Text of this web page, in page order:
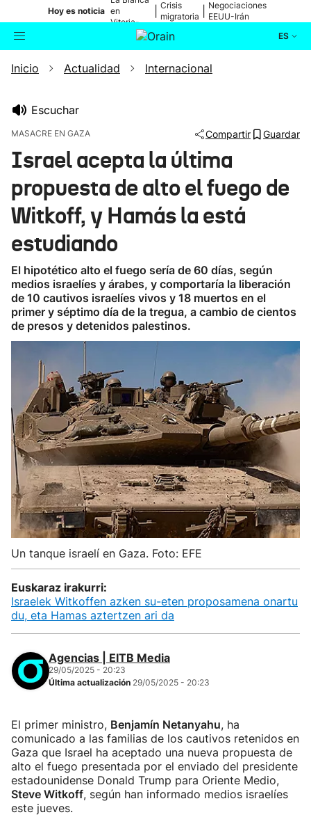
Hoy es noticia en
Vitoria-
Gasteiz
Crisis
migratoria
Negociaciones
EEUU-Irán
ES
Buscador Actualidad
Ikusmiran
Eguraldia
Inicio Actualidad Internacional
Escuchar
MASACRE EN GAZA Compartir Guardar
Israel acepta la última
propuesta de alto el fuego de
Witkoff, y Hamás la está
estudiando
El hipotético alto el fuego sería de 60 días, según
medios israelíes y árabes, y comportaría la liberación
de 10 cautivos israelíes vivos y 18 muertos en el
primer y séptimo día de la tregua, a cambio de cientos
de presos y detenidos palestinos.
Un tanque israelí en Gaza. Foto: EFE
Euskaraz irakurri:
Israelek Witkoffen azken su-eten proposamena onartu
du, eta Hamas aztertzen ari da
Agencias | EITB Media
29/05/2025 - 20:23
Última actualización 29/05/2025 - 20:23
El primer ministro, Benjamín Netanyahu, ha
comunicado a las familias de los cautivos retenidos en
Gaza que Israel ha aceptado una nueva propuesta de
alto el fuego presentada por el enviado del presidente
estadounidense Donald Trump para Oriente Medio,
Steve Witkoff, según han informado medios israelíes
este jueves.